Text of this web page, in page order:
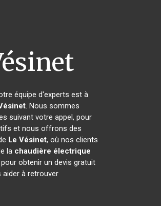
équipe d'experts est à
. Nous sommes
suivant votre appel, pour
et nous offrons des
Le Vésinet, où nos clients
la chaudière électrique
obtenir un devis gratuit
à retrouver